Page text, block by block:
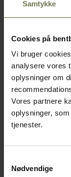
Samtykke
Cookies på
Vi bruger
analysere vores
oplysninger om
Vores partnere
oplysninger,
tjenester.
Nødvendige
Tefcold LPD1503F
Varenr: 80812927
Din pris (ekskl. moms)
25.003,00 kr./stk.